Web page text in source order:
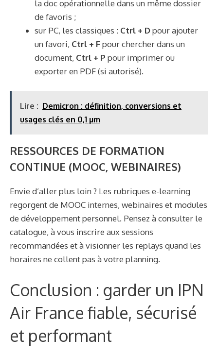
la doc opérationnelle dans un même dossier
de favoris ;
sur PC, les classiques : Ctrl + Dpour ajouter
un favori, Ctrl + F pour chercher dans un
document, Ctrl + P pour imprimer ou
exporter en PDF (si autorisé).
Lire : Demicron : définition, conversions et
usages clés en 0,1 µm
RESSOURCES DE FORMATION
CONTINUE (MOOC, WEBINAIRES)
Envie d’aller plus loin ? Les rubriques e-learning
regorgent de MOOC internes, webinaires et modules
de développement personnel. Pensez à consulter le
catalogue, à vous inscrire aux sessions
recommandées et à visionner les replays quand les
horaires ne collent pas à votre planning.
Conclusion : garder un IPN
Air France fiable, sécurisé
et performant